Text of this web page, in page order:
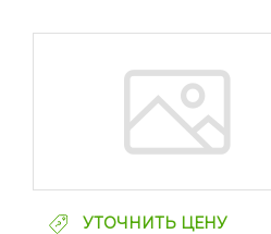
УТОЧНИТЬ ЦЕНУ